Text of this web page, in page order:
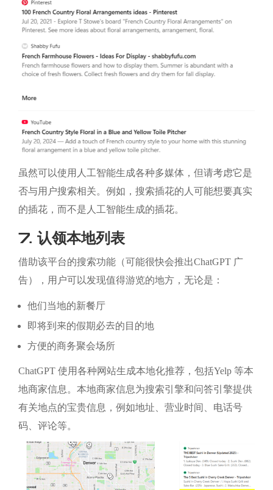
虽然可以使用人工智能生成各种多媒体，但请考虑它是
否与用户搜索相关。例如，搜索插花的人可能想要真实
的插花，而不是人工智能生成的插花。
7. 认领本地列表
借助该平台的搜索功能（可能很快会推出ChatGPT 广
告），用户可以发现值得游览的地方，无论是：
他们当地的新餐厅
即将到来的假期必去的目的地
方便的商务聚会场所
ChatGPT 使用各种网站生成本地化推荐，包括Yelp 等本
地商家信息。本地商家信息为搜索引擎和问答引擎提供
有关地点的宝贵信息，例如地址、营业时间、电话号
码、评论等。